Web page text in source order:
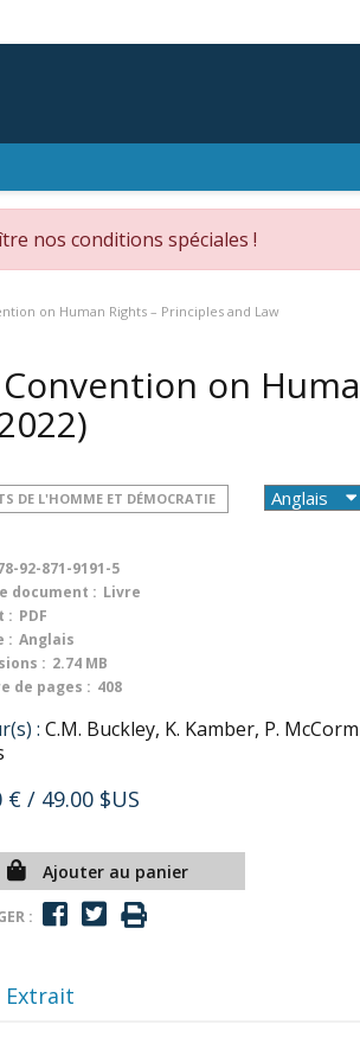
nos conditions spéciales !
on Human Rights – Principles and Law
on
DE L'HOMME ET DÉMOCRATIE
92-871-9191-5
document : Livre
: PDF
: Anglais
: 2.74 MB
de pages : 408
: C.M. Buckley, K. Kamber, P.
€ / 49.00 $US
Ajouter au panier
:
Extrait